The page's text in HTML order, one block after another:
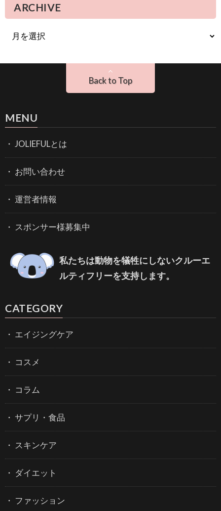
ARCHIVE
Back to Top
MENU
JOLIEFULとは
お問い合わせ
運営者情報
スポンサー様募集中
私たちは動物を犠牲にしないクルーエ
ルティフリーを支持します。
CATEGORY
エイジングケア
コスメ
コラム
サプリ・食品
スキンケア
ダイエット
ファッション